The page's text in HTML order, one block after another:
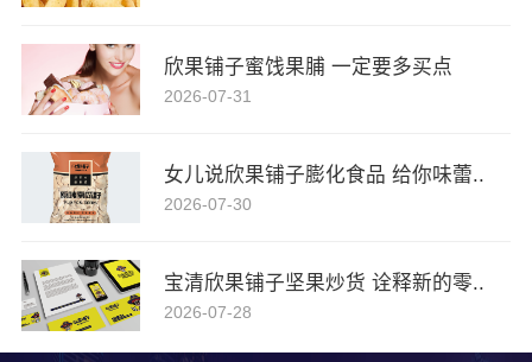
欣果铺子蜜饯果脯 一定要多买点
2026-07-31
女儿说欣果铺子膨化食品 给你味蕾..
2026-07-30
宝清欣果铺子坚果炒货 诠释新的零..
2026-07-28